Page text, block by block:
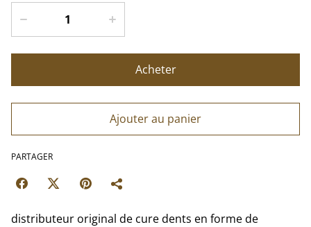
Acheter
Ajouter au panier
PARTAGER
distributeur original de cure dents en forme de